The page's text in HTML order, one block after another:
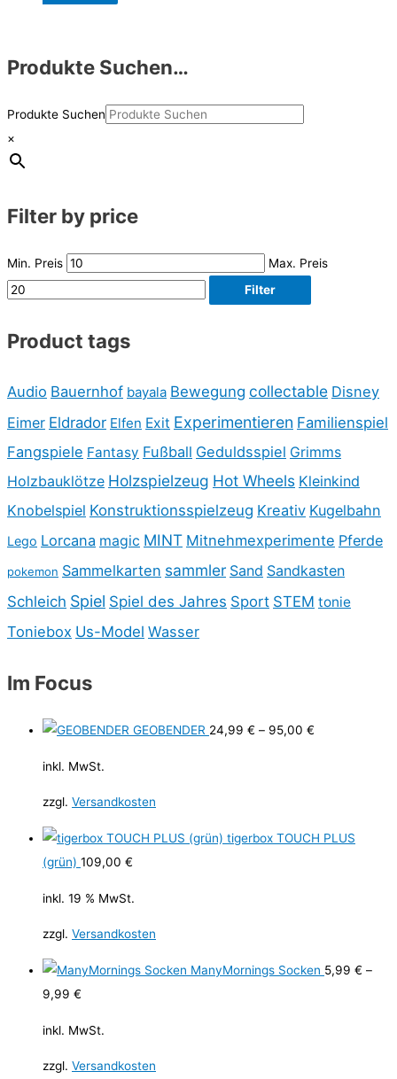
Produkte Suchen…
Produkte Suchen
×
Filter by price
Min. Preis
Max. Preis
Filter
Product tags
Audio Bauernhof bayala Bewegung collectable Disney
Eimer Eldrador Elfen Exit Experimentieren Familienspiel
Fangspiele Fantasy Fußball Geduldsspiel Grimms
Holzbauklötze Holzspielzeug Hot Wheels Kleinkind
Knobelspiel Konstruktionsspielzeug Kreativ Kugelbahn
Lego Lorcana magic MINT Mitnehmexperimente Pferde
pokemon Sammelkarten sammler Sand Sandkasten
Schleich Spiel Spiel des Jahres Sport STEM tonie
Toniebox Us-Model Wasser
Im Focus
GEOBENDER 24,99 € – 95,00 €
inkl. MwSt.
zzgl. Versandkosten
tigerbox TOUCH PLUS
(grün) 109,00 €
inkl. 19 % MwSt.
zzgl. Versandkosten
ManyMornings Socken 5,99 € –
9,99 €
inkl. MwSt.
zzgl. Versandkosten